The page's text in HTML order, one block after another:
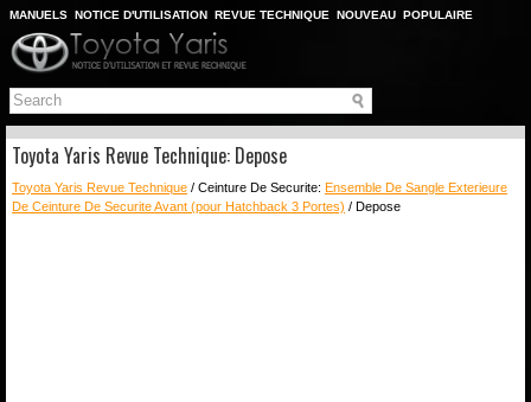
MANUELS NOTICE D'UTILISATION REVUE TECHNIQUE NOUVEAU POPULAIRE
PLAN DU SITE
CHERCHER
Toyota Yaris Revue Technique: Depose
Toyota Yaris Revue Technique / Ceinture De Securite: Ensemble De Sangle Exterieure
De Ceinture De Securite Avant (pour Hatchback 3 Portes) / Depose